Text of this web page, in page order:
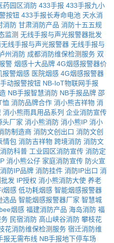
药园区消防 433手报 433手报九小
按钮 433手报长寿命电池 天水消
消防 甘肃消防产品 消防十五五规
监测 无线手报与声光报警器批发
线手报与声光报警器 无线手报与
州消防 成都消防维保检测服务 双
警 烟感十大品牌 4G烟感报警器价
报警烟感 医院烟感 4G烟感报警器
动报警按钮 NB-IoT物联网手报
NB手报智慧消防 NB手报品牌 邵
恤 消防品牌合作 消小熊吉祥物 消
消小熊雨具用品系列 企业消防宣传
头厂家 消小熊消防 消小熊IP 消小
防制造商 消防文创出口 消防文创
情包 消防吉祥物 跨境消防 消防文
消防科普 工业园区消防宣传 消防定
消小熊公仔 家庭消防宣传 防火宣
消防IP品牌 消防挂件 消防IP出口 消
发 IP授权 消小熊消防大使 养老
烟感 低功耗烟感 智能烟感报警器
选品 智能烟感报警器厂家 智慧城
烟感 福建消防产品 海岛消防 福
民宿消防 高山峡谷消防 攀枝花
花消防维保检测服务 宿迁消防维
报无需布线 NB手报地下停车场